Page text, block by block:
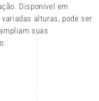
Disponível em
alturas, pode ser
suas